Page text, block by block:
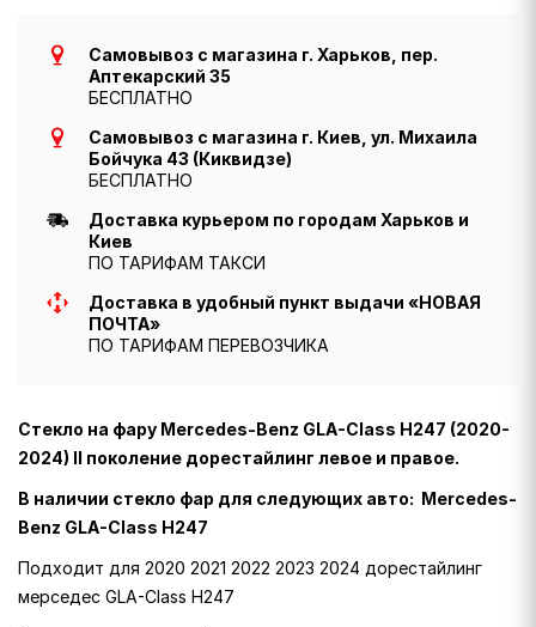
Самовывоз с магазина г. Харьков, пер.
Аптекарский 35
БЕСПЛАТНО
Самовывоз с магазина г. Киев, ул. Михаила
Бойчука 43 (Киквидзе)
БЕСПЛАТНО
Доставка курьером по городам Харьков и
Киев
ПО ТАРИФАМ ТАКСИ
Доставка в удобный пункт выдачи «НОВАЯ
ПОЧТА»
ПО ТАРИФАМ ПЕРЕВОЗЧИКА
Стекло на фару Mercedes-Benz GLA-Class H247 (2020-
2024) II поколение дорестайлинг левое и правое.
В наличии стекло фар для следующих авто: Mercedes-
Benz GLA-Class H247
Подходит для 2020 2021 2022 2023 2024 дорестайлинг
мерседес GLA-Class H247